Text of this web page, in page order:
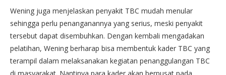
Wening juga menjelaskan penyakit TBC mudah menular
sehingga perlu penanganannya yang serius, meski penyakit
tersebut dapat disembuhkan. Dengan kembali mengadakan
pelatihan, Wening berharap bisa membentuk kader TBC yang
terampil dalam melaksanakan kegiatan penanggulangan TBC
di masyarakat. Nantinya para kader akan berpusat pada